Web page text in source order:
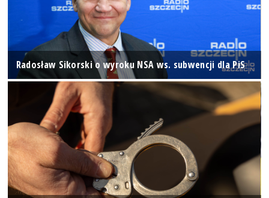
Radosław Sikorski o wyroku NSA ws. subwencji dla PiS